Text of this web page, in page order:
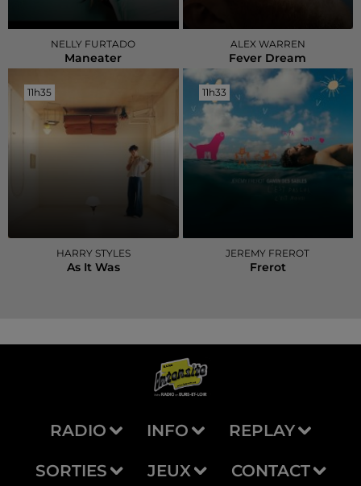
NELLY FURTADO
Maneater
ALEX WARREN
Fever Dream
11h35
11h35
HARRY STYLES
As It Was
11h33
11h33
JEREMY FREROT
Frerot
RADIO INFO REPLAY
SORTIES JEUX CONTACT